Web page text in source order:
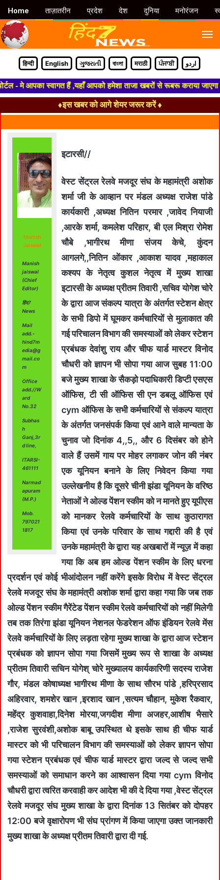
हिन्दी English ગુજરાતી বাংলা मराठी ਪੰਜਾਬੀ اردو
- मे आपका स्वागत हैं ,यहाँ आपको हमेशा ताजा खबरों से रूबरू कराया
♦इस खबर को आगे शेयर जरूर करें ♦
Manish
Jaiswal
Manish
jaiswal
(Chief
Editor)
हिंद7
News
Mail
add.-
hind7m
edia@g
mail.co
m
Office
add.//W
ard
No.32
Subhas
h
Ganj,3r
d line,
ITARSI-
461111
Narmad
apuram
(M.P.)
Mob.
797021
1817
इटारसी//
वेस्ट सेंट्रल रेलवे मजदूर संघ के महामंत्री अशोक
शर्मा जी के आव्हान पर मंडल अध्यक्ष राजेश पांडे
कार्यकारी ,अध्यक्ष नितिन परमार ,जावेद नियाजी
,आरके शर्मा, कमलेश परिहार, बी एल मिश्रा रोमेश
चौबे ,भागीरथ मीणा संजय केचे, कुंदन
आगलगे,,नितिन ओंकार ,आकाश यादव ,महाकाल
कश्यप के नेतृत्व कुशल नेतृत्व में मुख्य शाखा
इटारसी के अध्यक्ष प्रीतम तिवारी ,सचिव योगेश चोरे
के द्वारा आज संकल्प यात्रा के अंतर्गत स्टेशन क्षेत्र
के सभी डिपो में घूमकर कर्मचारियों से मुलाकात की
गई परिचालन विभाग की समस्याओं को लेकर स्टेशन
प्रबंधक देवांशु राय और चीफ यार्ड मास्टर विनोद
चौधरी को ज्ञापन भी सोपा गया आज सुबह 11:00
बजे मुख्य शाखा के सैकड़ो पदाधिकारी डिप्टी एसएस
ऑफिस, टी सी ऑफिस सी एन डबलू ऑफिस एवं
cym ऑफिस के सभी कर्मचारियों से संकल्प यात्रा
के अंतर्गत जनसंपर्क किया एवं आने वाले मान्यता के
चुनाव जो दिनांक 4,,5,, और 6 दिसंबर को होने
वाले हैं उसमें गाय पर मोहर लगाकर जोन की नंबर
एक यूनियन बनाने के लिए निवेदन किया गया
उल्लेखनीय है कि दूसरे चीनी झंडा यूनियन के वरिष्ठ
नेताओं ने ओल्ड पेंशन स्कीम को न मानते हुए यूपीएस
को मानकर रेलवे कर्मचारियों के साथ कुठारागत
किया एवं उनके परिवार के साथ गद्दारी की है एवं
उनके महामंत्री के द्वारा यह अखबारों में न्यूज़ में कहा
गया कि अब हम ओल्ड पेंशन स्कीम के लिए धरना
प्रदर्शन एवं कोई भीआंदोलन नहीं करेंगे इसके विरोध में वेस्ट सेंट्रल
रेलवे मजदूर संघ के महामंत्री अशोक शर्मा द्वारा कहा गया कि जब तक
ओल्ड पेंशन स्कीम गैरेंटेड पेंशन स्कीम रेलवे कर्मचारियों को नहीं मिलेगी
तब तक तिरंगा झंडा यूनियन नेशनल फेडरेशन ऑफ इंडियन रेलवे मेंस
रेलवे कर्मचारियों के लिए लड़ता रहेगा मुख्य शाखा के द्वारा आज स्टेशन
प्रबंधक को ज्ञापन सोपा गया जिसमें मुख्य रूप से शाखा के अध्यक्ष
प्रीतम तिवारी सचिन योगेश् चोरे मुख्यालय कार्यकारिणी सदस्य राजेश
गौर, मंडल कोषाध्यक्ष भागीरथ मीणा के साथ सौरभ पांडे ,हरिप्रसाद
अहिरवार, शमशेर खान ,इरशाद खान ,सत्यम चौहान, मुकेश रैकवार,
महेंद्र कुशवाहा,दिनेश मोरया,जगदीश मीणा अजहर,आशीष भैसारे
,राजेश सुरवंशी,अशोक बाबू उपस्थित थे इसके साथ ही चीफ यार्ड
मास्टर को भी परिचालन विभाग की समस्याओं को लेकर ज्ञापन सोपा
गया स्टेशन प्रबंधक एवं चीफ यार्ड मास्टर द्वारा जल्द से जल्द सभी
समस्याओं को समाधान करने का आश्वासन दिया गया cym विनोद
चौधरी द्वारा त्वरित करवाही कर आदेश भी की दे दिया गया ,वेस्ट सेंट्रल
रेलवे मजदूर संघ मुख्य शाखा के द्वारा दिनांक 13 सितंबर को दोपहर
12:00 बजे वृक्षारोपण भी संघ प्रांगण में किया जाएगा उक्त जानकारी
मुख्य शाखा के अध्यक्ष प्रीतम तिवारी द्वारा दी गई.
Home ताज़ातरीन प्रदेश देश दुनिया मनोरंजन